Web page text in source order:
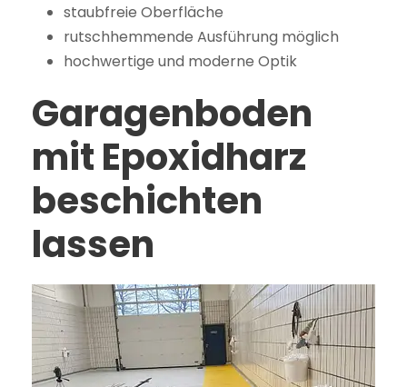
staubfreie Oberfläche
rutschhemmende Ausführung möglich
hochwertige und moderne Optik
Garagenboden
mit Epoxidharz
beschichten
lassen